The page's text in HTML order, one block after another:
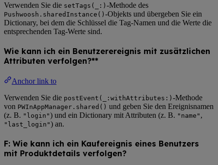
Verwenden Sie die setTags(_:) -Methode des
Pushwoosh.sharedInstance() -Objekts und übergeben Sie ein
Dictionary, bei dem die Schlüssel die Tag-Namen und die Werte die
entsprechenden Tag-Werte sind.
Wie kann ich ein Benutzerereignis mit zusätzlichen
Attributen verfolgen?**
Anchor link to
Verwenden Sie die postEvent(_:withAttributes:) -Methode
von PWInAppManager.shared() und geben Sie den Ereignisnamen
(z. B. "login") und ein Dictionary mit Attributen (z. B. "name" ,
"last_login") an.
F: Wie kann ich ein Kaufereignis eines Benutzers
mit Produktdetails verfolgen?